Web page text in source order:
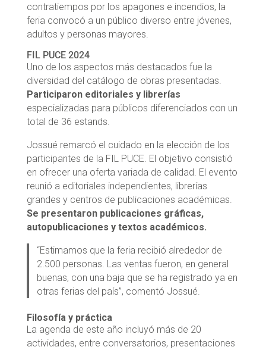
contratiempos por los apagones e incendios, la
feria convocó a un público diverso entre jóvenes,
adultos y personas mayores.
FIL PUCE 2024
Uno de los aspectos más destacados fue la
diversidad del catálogo de obras presentadas.
Participaron editoriales y librerías
especializadas para públicos diferenciados con un
total de 36 estands.
Jossué remarcó el cuidado en la elección de los
participantes de la FIL PUCE. El objetivo consistió
en ofrecer una oferta variada de calidad. El evento
reunió a editoriales independientes, librerías
grandes y centros de publicaciones académicas.
Se presentaron publicaciones gráficas,
autopublicaciones y textos académicos.
“Estimamos que la feria recibió alrededor de
2.500 personas. Las ventas fueron, en general
buenas, con una baja que se ha registrado ya en
otras ferias del país”, comentó Jossué.
Filosofía y práctica
La agenda de este año incluyó más de 20
actividades, entre conversatorios, presentaciones